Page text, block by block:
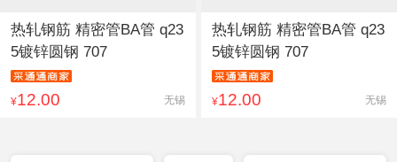
热轧钢筋 精密管BA管 q23
5镀锌圆钢 707
¥12.00 无锡
热轧钢筋 精密管BA管 q23
5镀锌圆钢 707
¥12.00 无锡